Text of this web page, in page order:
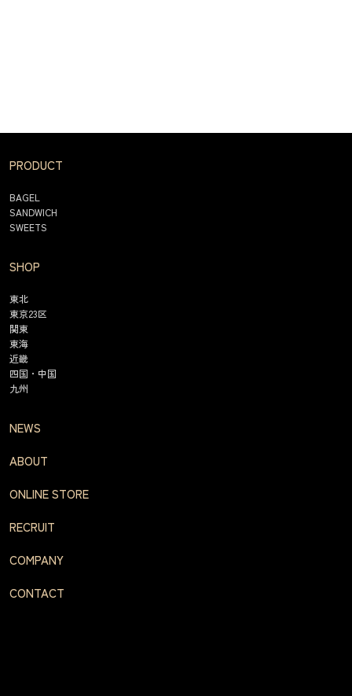
PRODUCT
BAGEL
SANDWICH
SWEETS
SHOP
東北
東京23区
関東
東海
近畿
四国・中国
九州
NEWS
ABOUT
ONLINE STORE
RECRUIT
COMPANY
CONTACT